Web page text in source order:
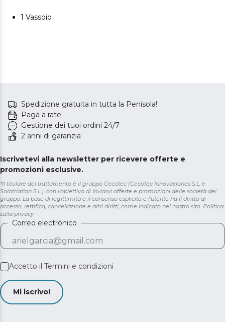
1 Vassoio
Spedizione gratuita in tutta la Penisola!
Paga a rate
Gestione dei tuoi ordini 24/7
2 anni di garanzia
Iscrivetevi alla newsletter per ricevere offerte e
promozioni esclusive.
*Il titolare del trattamento è il gruppo Cecotec (Cecotec Innovaciones S.L. e
Solotriatlon S.L.), con l'obiettivo di inviarvi offerte e promozioni delle società del
gruppo. La base di legittimità è il consenso esplicito e l'utente ha il diritto di
accesso, rettifica, cancellazione e altri diritti, come indicato nel nostro sito. Politica
sulla privacy
Correo electrónico
Accetto il Termini e condizioni
Mi iscrivo!